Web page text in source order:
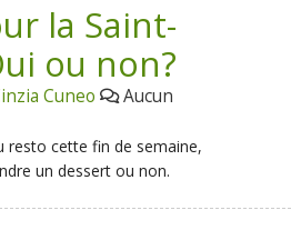
la Saint-
ou non?
Cuneo
Aucun
resto cette fin de semaine,
un dessert ou non.